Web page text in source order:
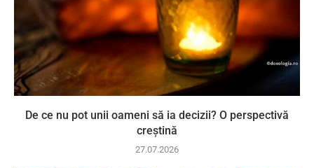
De ce nu pot unii oameni să ia decizii? O perspectivă
creștină
27.07.2026